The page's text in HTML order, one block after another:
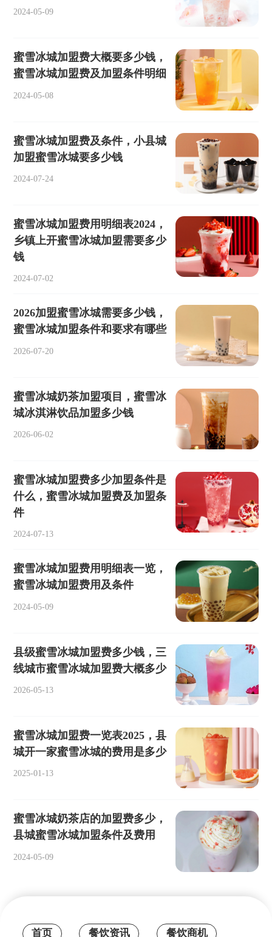
2024-05-09
蜜雪冰城加盟费大概要多少钱，
蜜雪冰城加盟费及加盟条件明细
2024-05-08
蜜雪冰城加盟费及条件，小县城
加盟蜜雪冰城要多少钱
2024-07-24
蜜雪冰城加盟费用明细表2024，
乡镇上开蜜雪冰城加盟需要多少
钱
2024-07-02
2026加盟蜜雪冰城需要多少钱，
蜜雪冰城加盟条件和要求有哪些
2026-07-20
蜜雪冰城奶茶加盟项目，蜜雪冰
城冰淇淋饮品加盟多少钱
2026-06-02
蜜雪冰城加盟费多少加盟条件是
什么，蜜雪冰城加盟费及加盟条
件
2024-07-13
蜜雪冰城加盟费用明细表一览，
蜜雪冰城加盟费用及条件
2024-05-09
县级蜜雪冰城加盟费多少钱，三
线城市蜜雪冰城加盟费大概多少
2026-05-13
蜜雪冰城加盟费一览表2025，县
城开一家蜜雪冰城的费用是多少
2025-01-13
蜜雪冰城奶茶店的加盟费多少，
县城蜜雪冰城加盟条件及费用
2024-05-09
首页 餐饮资讯 餐饮商机